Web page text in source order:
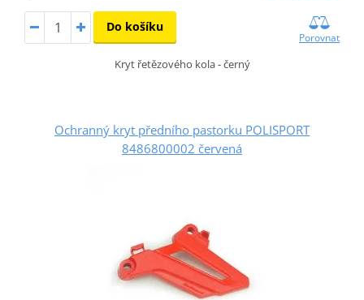
Do košíku
Porovnat
Kryt řetězového kola - černý
Ochranný kryt předního pastorku POLISPORT
8486800002 červená